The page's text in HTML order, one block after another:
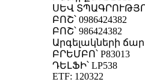
ՍԵՎ
ԲՈՇ՝ 0986424382
ԲՈՇ՝ 986424382
Արգելակների
ԲՐԵՄԲՈ՝ P83013
ԴԵԼՖԻ՝ LP538
ETF: 120322